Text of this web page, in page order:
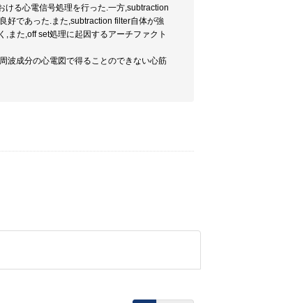
ける心電信号処理を行った.一方,subtraction
好であった.また,subtraction filter自体が強
また,off set処理に起因するアーチファクト
波成分の心電図で得ることのできない心筋